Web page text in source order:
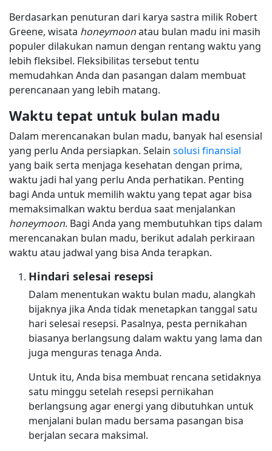
Berdasarkan penuturan dari karya sastra milik Robert
Greene, wisata honeymoonatau bulan madu ini masih
populer dilakukan namun dengan rentang waktu yang
lebih fleksibel. Fleksibilitas tersebut tentu
memudahkan Anda dan pasangan dalam membuat
perencanaan yang lebih matang.
Waktu tepat untuk bulan madu
Dalam merencanakan bulan madu, banyak hal esensial
yang perlu Anda persiapkan. Selain solusi finansial
yang baik serta menjaga kesehatan dengan prima,
waktu jadi hal yang perlu Anda perhatikan. Penting
bagi Anda untuk memilih waktu yang tepat agar bisa
memaksimalkan waktu berdua saat menjalankan
honeymoon. Bagi Anda yang membutuhkan tips dalam
merencanakan bulan madu, berikut adalah perkiraan
waktu atau jadwal yang bisa Anda terapkan.
Hindari selesai resepsi
Dalam menentukan waktu bulan madu, alangkah
bijaknya jika Anda tidak menetapkan tanggal satu
hari selesai resepsi. Pasalnya, pesta pernikahan
biasanya berlangsung dalam waktu yang lama dan
juga menguras tenaga Anda.
Untuk itu, Anda bisa membuat rencana setidaknya
satu minggu setelah resepsi pernikahan
berlangsung agar energi yang dibutuhkan untuk
menjalani bulan madu bersama pasangan bisa
berjalan secara maksimal.